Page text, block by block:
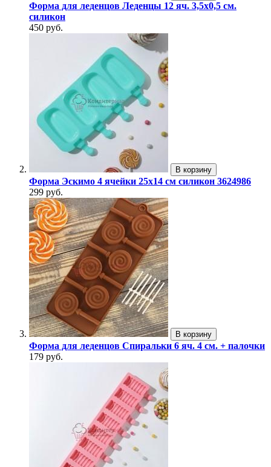
Форма для леденцов Леденцы 12 яч. 3,5х0,5 см.
силикон
450 руб.
В корзину
Форма Эскимо 4 ячейки 25х14 см силикон 3624986
299 руб.
В корзину
Форма для леденцов Спиральки 6 яч. 4 см. + палочки
179 руб.